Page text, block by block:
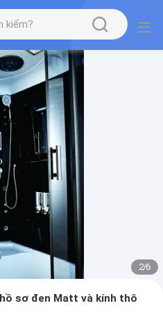
2/6
sơ đen Matt và kính thô